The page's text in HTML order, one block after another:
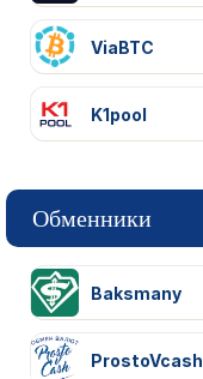
ViaBTC
K1pool
Обменники
Baksmany
ProstoVcash